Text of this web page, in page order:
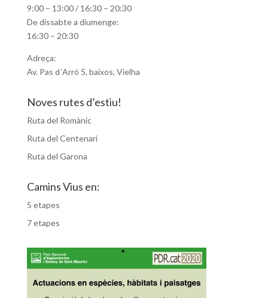
9:00 – 13:00 / 16:30 – 20:30
De dissabte a diumenge:
16:30 – 20:30
Adreça:
Av. Pas d´Arró 5, baixos, Vielha
Noves rutes d’estiu!
Ruta del Romànic
Ruta del Centenari
Ruta del Garona
Camins Vius en:
5 etapes
7 etapes